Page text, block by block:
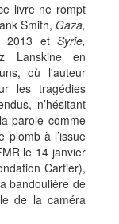
livre ne rompt
Smith, Gaza,
2013 et Syrie,
Lanskine en
où l'auteur
les tragédies
n’hésitant
parole comme
plomb à l’issue
le 14 janvier
Cartier),
bandoulière de
de la caméra